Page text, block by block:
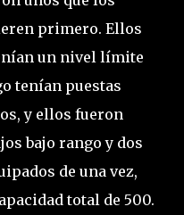
primero. Ellos
un nivel límite
tenían puestas
y ellos fueron
bajo rango y dos
de una vez,
total de 500.